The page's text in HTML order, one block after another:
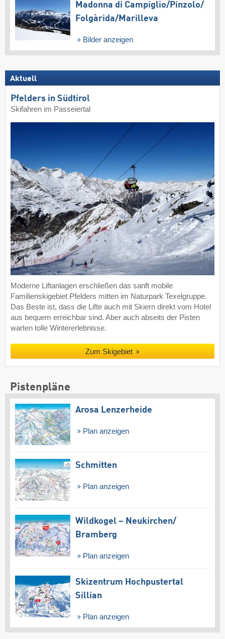
Madonna di Campiglio/​Pinzolo/​
Folgàrida/​Marilleva
Bilder anzeigen
Aktuell
Pfelders in Südtirol
Skifahren im Passeiertal
Moderne Liftanlagen erschließen das sanft mobile
Familienskigebiet Pfelders mitten im Naturpark Texelgruppe.
Das Beste ist, dass die Lifte auch mit Skiern direkt vom Hotel
aus bequem erreichbar sind. Aber auch abseits der Pisten
warten tolle Wintererlebnisse.
Zum Skigebiet
Pistenpläne
Arosa Lenzerheide
Plan anzeigen
Schmitten
Plan anzeigen
Wildkogel – Neukirchen/​
Bramberg
Plan anzeigen
Skizentrum Hochpustertal
Sillian
Plan anzeigen